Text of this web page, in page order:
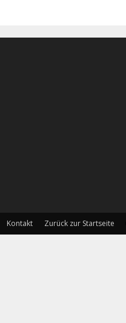
Kontakt Zurück zur Startseite